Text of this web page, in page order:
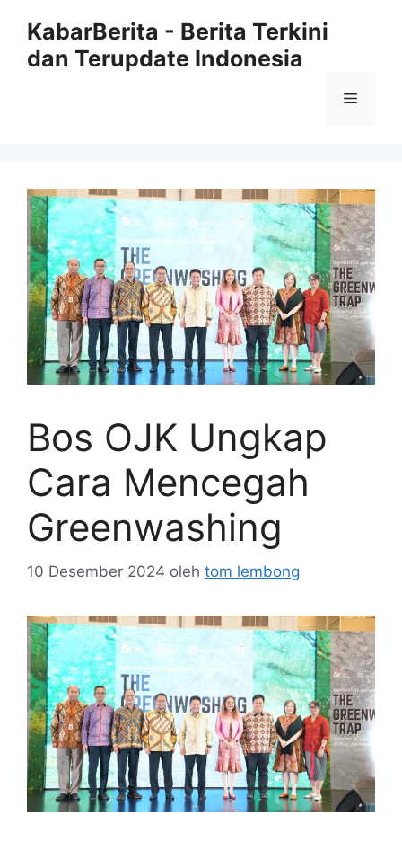
KabarBerita - Berita Terkini
dan Terupdate Indonesia
Menu
Bos OJK Ungkap
Cara Mencegah
Greenwashing
10 Desember 2024 oleh tom lembong